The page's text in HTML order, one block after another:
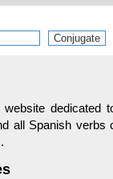
dedicated
all Spanish verbs